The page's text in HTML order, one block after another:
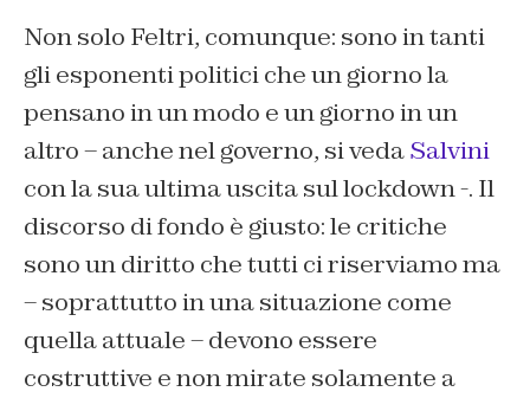
Non solo Feltri, comunque: sono in tanti
gli esponenti politici che un giorno la
pensano in un modo e un giorno in un
altro – anche nel governo, si vedaSalvini
con la sua ultima uscita sul lockdown -. Il
discorso di fondo è giusto: le critiche
sono un diritto che tutti ci riserviamo ma
– soprattutto in una situazione come
quella attuale – devono essere
costruttive e non mirate solamente a